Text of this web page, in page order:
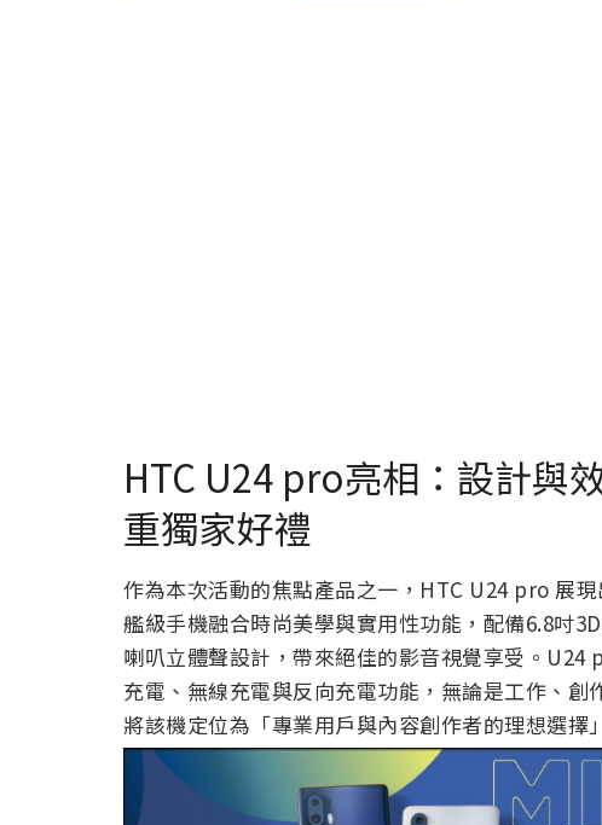
HTC U24 pro亮相：設計與
重獨家好禮
作為本次活動的焦點產品之一，HTC U24 pro 展
艦級手機融合時尚美學與實用性功能，配備6.8吋
喇叭立體聲設計，帶來絕佳的影音視覺享受。
充電、無線充電與反向充電功能，無論是工作、
將該機定位為「專業用戶與內容創作者的理想選擇